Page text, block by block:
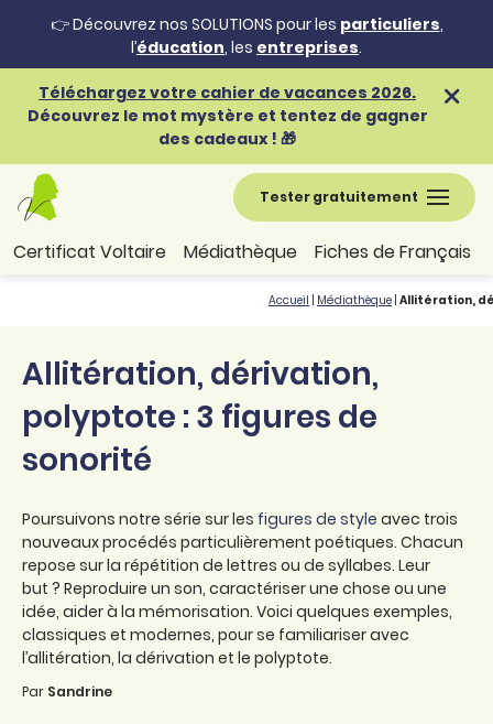
👉 Découvrez nos SOLUTIONS pour les particuliers,
l’éducation, les entreprises.
Téléchargez votre cahier de vacances 2026.
Découvrez le mot mystère et tentez de gagner
des cadeaux ! 🎁
Tester gratuitement
Certificat Voltaire Médiathèque Fiches de Français
Accueil Médiathèque Allitération,
Allitération, dérivation,
polyptote : 3 figures de
sonorité
Poursuivons notre série sur les figures de style avec trois
nouveaux procédés particulièrement poétiques. Chacun
repose sur la répétition de lettres ou de syllabes. Leur
but ? Reproduire un son, caractériser une chose ou une
idée, aider à la mémorisation. Voici quelques exemples,
classiques et modernes, pour se familiariser avec
l’allitération, la dérivation et le polyptote.
Par Sandrine